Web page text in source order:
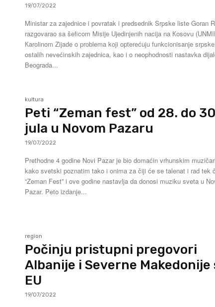
19/07/2022
Ministar za zajednice i povratak i predsednik Srpske liste Goran
razgovarao sa šeficom Misije Ujedinjenih nacija na Кosovu
Кarolinom Zijade o problema koji opterećuju funkcionisanje
ostalih nevećinskih zajednica, kao i o neophodnosti nastavka
Beograda...
kultura
Peti “Zeman fest” od 28. do
jula u Novom Pazaru
19/07/2022
Prethodne 4 godine Novi Pazar je bio domaćin vrhunskim
kako svetski poznatim tako i onima za čiji će se talenat i rad tek
“Zeman Fest” i ove godine nastavlja da donosi muziku sveta u
Pazar. Peto izdanje...
region
Počinju pristupni pregovori
Albanije i Severne Makedonije
EU
19/07/2022